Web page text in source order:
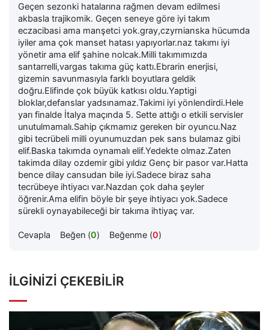
Geçen sezonki hatalarına rağmen devam edilmesi
akbasla trajikomik. Geçen seneye göre iyi takım
eczacibasi ama manşetci yok.gray,czyrnianska hücumda
iyiler ama çok manset hatası yapıyorlar.naz takımı iyi
yönetir ama elif şahine nolcak.Milli takımımızda
santarrelli,vargas takıma güç kattı.Ebrarin enerjisi,
gizemin savunmasıyla farklı boyutlara geldik
doğru.Elifinde çok büyük katkısı oldu.Yaptigi
bloklar,defanslar yadsınamaz.Takimi iyi yönlendirdi.Hele
yarı finalde İtalya maçında 5. Sette attığı o etkili servisler
unutulmamalı.Sahip çıkmamız gereken bir oyuncu.Naz
gibi tecrübeli milli oyunumuzdan pek sans bulamaz gibi
elif.Baska takımda oynamalı elif.Yedekte olmaz.Zaten
takimda dilay ozdemir gibi yıldız Genç bir pasor var.Hatta
bence dilay cansudan bile iyi.Sadece biraz saha
tecrübeye ihtiyacı var.Nazdan çok daha şeyler
öğrenir.Ama elifin böyle bir şeye ihtiyacı yok.Sadece
sürekli oynayabileceği bir takıma ihtiyaç var.
Cevapla Beğen (0) Beğenme (0)
İLGINIZI ÇEKEBILIR